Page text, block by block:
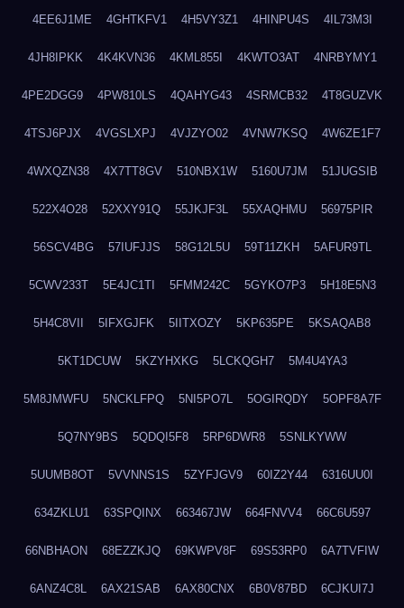
4EE6J1ME 4GHTKFV1 4H5VY3Z1 4HINPU4S 4IL73M3I
4JH8IPKK 4K4KVN36 4KML855I 4KWTO3AT 4NRBYMY1
4PE2DGG9 4PW810LS 4QAHYG43 4SRMCB32 4T8GUZVK
4TSJ6PJX 4VGSLXPJ 4VJZYO02 4VNW7KSQ 4W6ZE1F7
4WXQZN38 4X7TT8GV 510NBX1W 5160U7JM 51JUGSIB
522X4O28 52XXY91Q 55JKJF3L 55XAQHMU 56975PIR
56SCV4BG 57IUFJJS 58G12L5U 59T11ZKH 5AFUR9TL
5CWV233T 5E4JC1TI 5FMM242C 5GYKO7P3 5H18E5N3
5H4C8VII 5IFXGJFK 5IITXOZY 5KP635PE 5KSAQAB8
5KT1DCUW 5KZYHXKG 5LCKQGH7 5M4U4YA3
5M8JMWFU 5NCKLFPQ 5NI5PO7L 5OGIRQDY 5OPF8A7F
5Q7NY9BS 5QDQI5F8 5RP6DWR8 5SNLKYWW
5UUMB8OT 5VVNNS1S 5ZYFJGV9 60IZ2Y44 6316UU0I
634ZKLU1 63SPQINX 663467JW 664FNVV4 66C6U597
66NBHAON 68EZZKJQ 69KWPV8F 69S53RP0 6A7TVFIW
6ANZ4C8L 6AX21SAB 6AX80CNX 6B0V87BD 6CJKUI7J